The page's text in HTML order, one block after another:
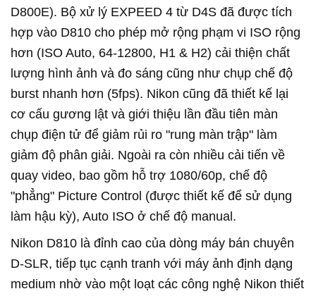
D800E). Bộ xử lý EXPEED 4 từ D4S đã được tích
hợp vào D810 cho phép mở rộng phạm vi ISO rộng
hơn (ISO Auto, 64-12800, H1 & H2) cải thiện chất
lượng hình ảnh và đo sáng cũng như chụp chế độ
burst nhanh hơn (5fps). Nikon cũng đã thiết kế lại
cơ cấu gương lật và giới thiệu lần đầu tiên màn
chụp điện tử để giảm rủi ro "rung màn trập" làm
giảm độ phân giải. Ngoài ra còn nhiều cải tiến về
quay video, bao gồm hỗ trợ 1080/60p, chế độ
"phẳng" Picture Control (được thiết kế để sử dụng
làm hậu kỳ), Auto ISO ở chế độ manual.
Nikon D810 là đỉnh cao của dòng máy bán chuyên
D-SLR, tiếp tục cạnh tranh với máy ảnh định dạng
medium nhờ vào một loạt các công nghệ Nikon thiết